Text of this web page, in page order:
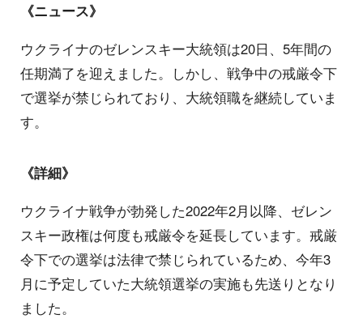
《ニュース》
ウクライナのゼレンスキー大統領は20日、5年間の
任期満了を迎えました。しかし、戦争中の戒厳令下
で選挙が禁じられており、大統領職を継続していま
す。
《詳細》
ウクライナ戦争が勃発した2022年2月以降、ゼレン
スキー政権は何度も戒厳令を延長しています。戒厳
令下での選挙は法律で禁じられているため、今年3
月に予定していた大統領選挙の実施も先送りとなり
ました。